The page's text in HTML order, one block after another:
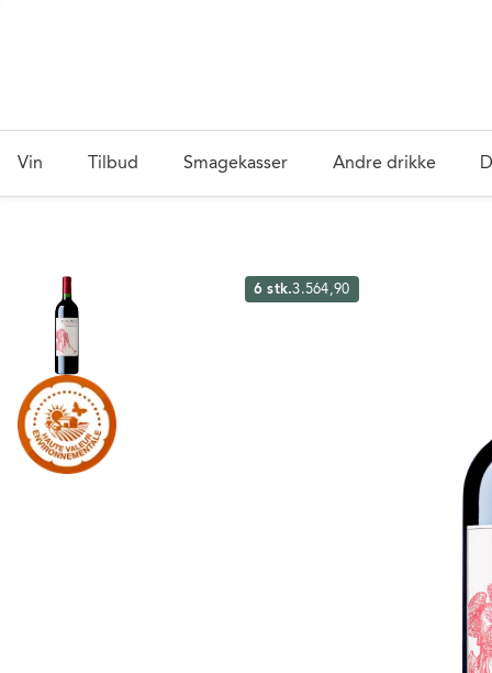
Vin Tilbud Smagekasser Andre drikke
6 stk.3.564,90